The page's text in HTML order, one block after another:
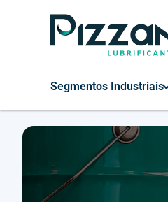
Segmentos Industriais